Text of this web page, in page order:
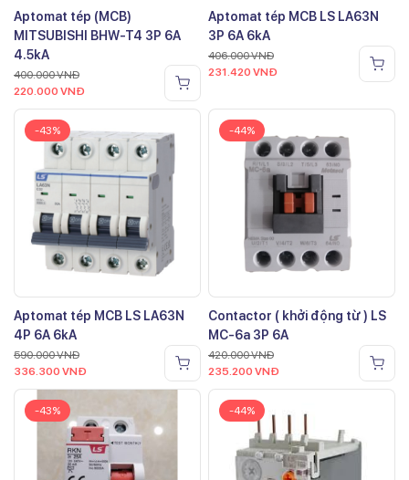
Aptomat tép (MCB)
MITSUBISHI BHW-T4 3P 6A
4.5kA
400.000VNĐ
220.000 VNĐ
Aptomat tép MCB LS LA63N
3P 6A 6kA
406.000VNĐ
231.420 VNĐ
-43%
Aptomat tép MCB LS LA63N
4P 6A 6kA
590.000VNĐ
336.300 VNĐ
-44%
Contactor ( khởi động từ ) LS
MC-6a 3P 6A
420.000VNĐ
235.200 VNĐ
-43% -44%